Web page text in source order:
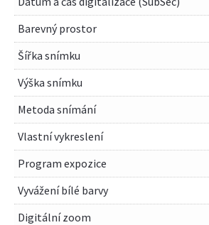
Barevný prostor
Šířka snímku
Výška snímku
Metoda snímání
Vlastní vykreslení
Program expozice
Vyvážení bílé barvy
Digitální zoom